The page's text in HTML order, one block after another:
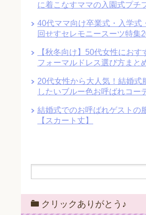
に着こなすママの入園式プチ
40代ママ向け卒業式・入学式
回せすセレモニースーツ特集
【秋冬向け】50代女性におす
フォーマルドレス選び方まと
20代女性から大人気！結婚式
したいブルー色お呼ばれコー
結婚式でのお呼ばれゲストの
【スカート丈】
クリックありがとう♪